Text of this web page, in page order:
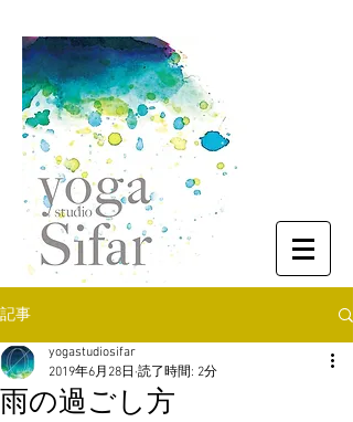
記事
雨の過ごし方
yogastudiosifar
2019年6月28日 読了時間: 2分